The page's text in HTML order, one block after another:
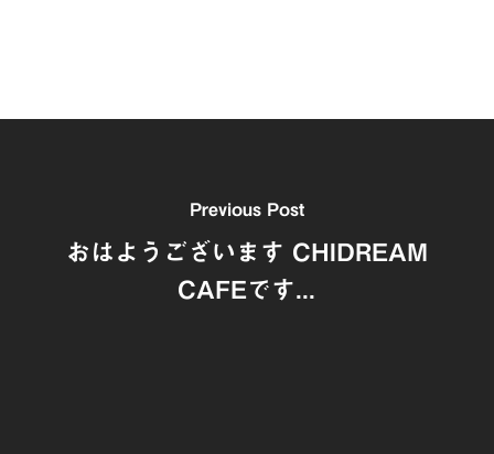
Previous Post
おはようございます CHIDREAM
CAFEです...